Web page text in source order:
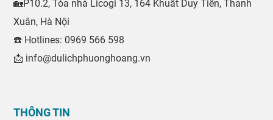
🏡P10.2, Tòa nhà Licogi 13, 164 Khuất Duy Tiến, Thanh
Xuân, Hà Nội
☎️ Hotlines: 0969 566 598
📩 info@dulichphuonghoang.vn
THÔNG TIN